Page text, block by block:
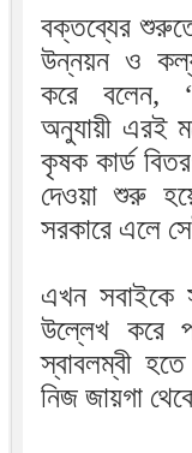
বক্তব্যের শুরুতে
উন্নয়ন ও
করে বলেন,
অনুযায়ী এরই
কৃষক কার্ড
দেওয়া শুরু
সরকারে এলে
এখন সবাইকে
উল্লেখ করে
স্বাবলম্বী
নিজ জায়গা